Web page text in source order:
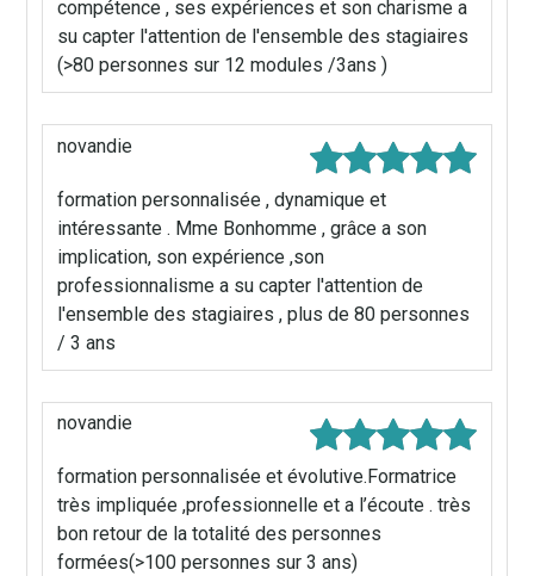
compétence , ses expériences et son charisme a
su capter l'attention de l'ensemble des stagiaires
(>80 personnes sur 12 modules /3ans )
novandie
formation personnalisée , dynamique et
intéressante . Mme Bonhomme , grâce a son
implication, son expérience ,son
professionnalisme a su capter l'attention de
l'ensemble des stagiaires , plus de 80 personnes
/ 3 ans
novandie
formation personnalisée et évolutive.Formatrice
très impliquée ,professionnelle et a l’écoute . très
bon retour de la totalité des personnes
formées(>100 personnes sur 3 ans)